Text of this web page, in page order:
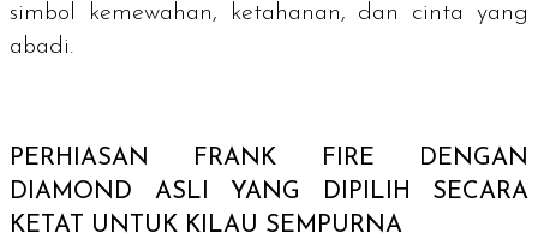
simbol kemewahan, ketahanan, dan cinta yang
abadi.
PERHIASAN FRANK FIRE DENGAN
DIAMOND ASLI YANG DIPILIH SECARA
KETAT UNTUK KILAU SEMPURNA